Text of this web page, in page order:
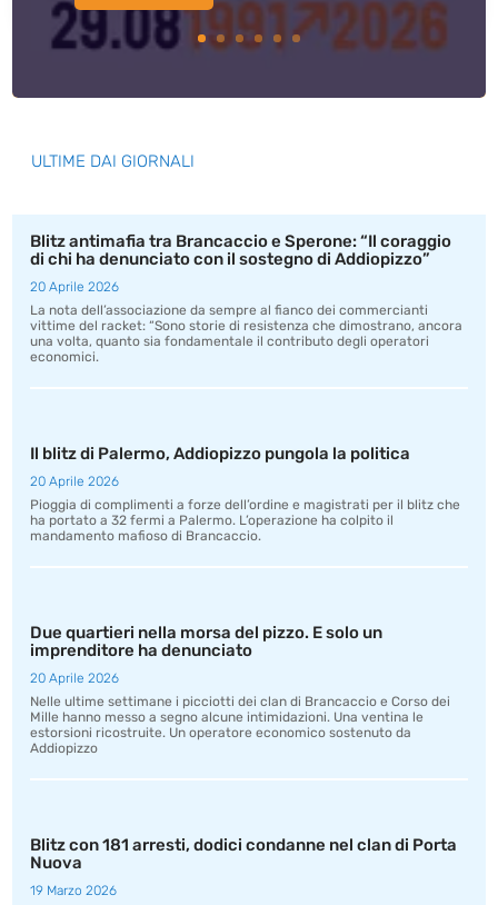
ULTIME DAI GIORNALI
Blitz antimafia tra Brancaccio e Sperone: “Il coraggio
di chi ha denunciato con il sostegno di Addiopizzo”
20 Aprile 2026
La nota dell’associazione da sempre al fianco dei commercianti
vittime del racket: “Sono storie di resistenza che dimostrano, ancora
una volta, quanto sia fondamentale il contributo degli operatori
economici.
Il blitz di Palermo, Addiopizzo pungola la politica
20 Aprile 2026
Pioggia di complimenti a forze dell’ordine e magistrati per il blitz che
ha portato a 32 fermi a Palermo. L’operazione ha colpito il
mandamento mafioso di Brancaccio.
Due quartieri nella morsa del pizzo. E solo un
imprenditore ha denunciato
20 Aprile 2026
Nelle ultime settimane i picciotti dei clan di Brancaccio e Corso dei
Mille hanno messo a segno alcune intimidazioni. Una ventina le
estorsioni ricostruite. Un operatore economico sostenuto da
Addiopizzo
Blitz con 181 arresti, dodici condanne nel clan di Porta
Nuova
19 Marzo 2026